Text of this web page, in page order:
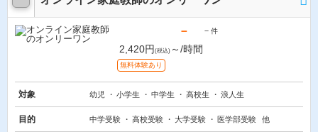
－ － 件
2,420円 (税込) ～/時間
無料体験あり
対象 幼児 小学生 中学生 高校生 浪人生
目的 中学受験 高校受験 大学受験 医学部受験 他